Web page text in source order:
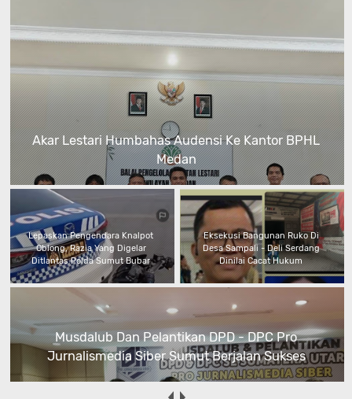
Akar Lestari Humbahas Audensi Ke Kantor BPHL
Medan
Lepaskan Pengendara Knalpot
Oblong, Razia Yang Digelar
Ditlantas Polda Sumut Bubar
Eksekusi Bangunan Ruko Di
Desa Sampali - Deli Serdang
Dinilai Cacat Hukum
Musdalub Dan Pelantikan DPD - DPC Pro
Jurnalismedia Siber Sumut Berjalan Sukses